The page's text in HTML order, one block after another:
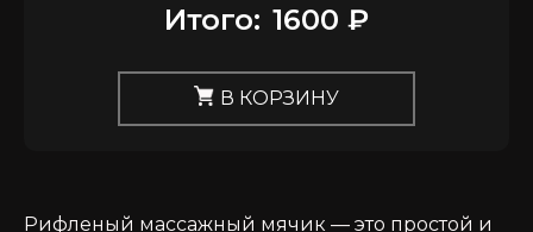
Итого: 1600 ₽
В КОРЗИНУ
Рифленый массажный мячик — это простой и